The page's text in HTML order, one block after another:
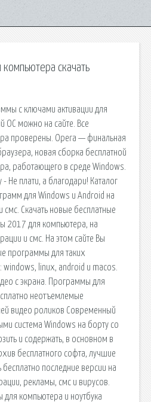
скачать
с ключами активации для
ОС можно на сайте. Все
проверены. Opera — финальная
новая сборка бесплатной
работающего в среде Windows.
Не плати, а благодари! Каталог
для Windows и Android на
смс. Скачать новые бесплатные
2017 для компьютера, на
и смс. На этом сайте Вы
программы для таких
windows, linux, android и macos.
с экрана. Программы для
неотъемлемые
видео роликов Современный
система Windows на борту со
и содержать, в основном в
бесплатного софта, лучшие
последние версии на
рекламы, смс и вирусов.
компьютера и ноутбука